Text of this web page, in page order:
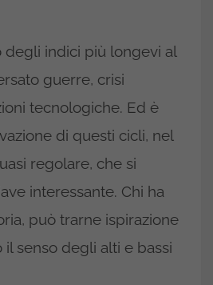
degli indici più longevi al
guerre, crisi
tecnologiche. Ed è
di questi cicli, nel
regolare, che si
interessante. Chi ha
può trarne ispirazione
senso degli alti e bassi